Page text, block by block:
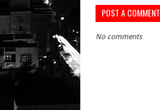
POST A COMMENT
No comments